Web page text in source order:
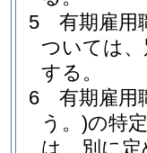
5
有期雇用
ついては
する。
6
有期雇用
う。)の特
は、別に